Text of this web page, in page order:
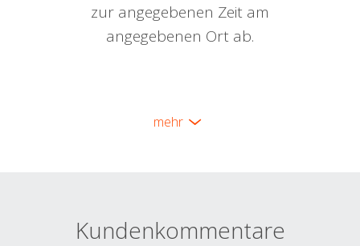
zur angegebenen Zeit am
angegebenen Ort ab.
mehr
Kundenkommentare